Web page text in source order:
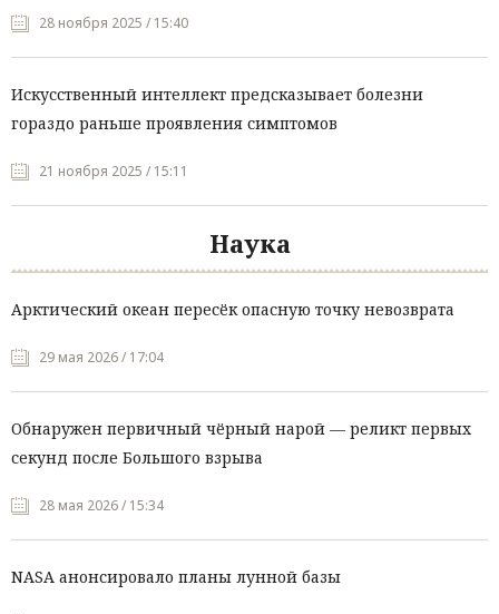
28 ноября 2025 / 15:40
Искусственный интеллект предсказывает болезни
гораздо раньше проявления симптомов
21 ноября 2025 / 15:11
Наука
Арктический океан пересёк опасную точку невозврата
29 мая 2026 / 17:04
Обнаружен первичный чёрный нарой — реликт первых
секунд после Большого взрыва
28 мая 2026 / 15:34
NASA анонсировало планы лунной базы